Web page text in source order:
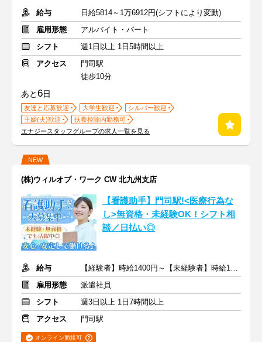
給与
日給5814～1万6912円(シフトにより変動)
雇用形態
アルバイト・パート
シフト
週1日以上 1日5時間以上
アクセス
門司駅
徒歩10分
あと6日
友達と応募歓迎 大学生歓迎
シルバー歓迎
主婦(夫)歓迎
扶養控除内勤務可
エナジースタッフグループの求人一覧を見る
NEW
(株)ウィルオブ・ワーク CW 北九州支店
【看護助手】門司駅!<医療行為な
し>無資格・未経験OK！シフト相
談／日払い◎
給与
【経験者】時給1400円～【未経験者】時給1350円～ ＋交通費
雇用形態
派遣社員
シフト
週3日以上 1日7時間以上
アクセス
門司駅
オンライン面接可